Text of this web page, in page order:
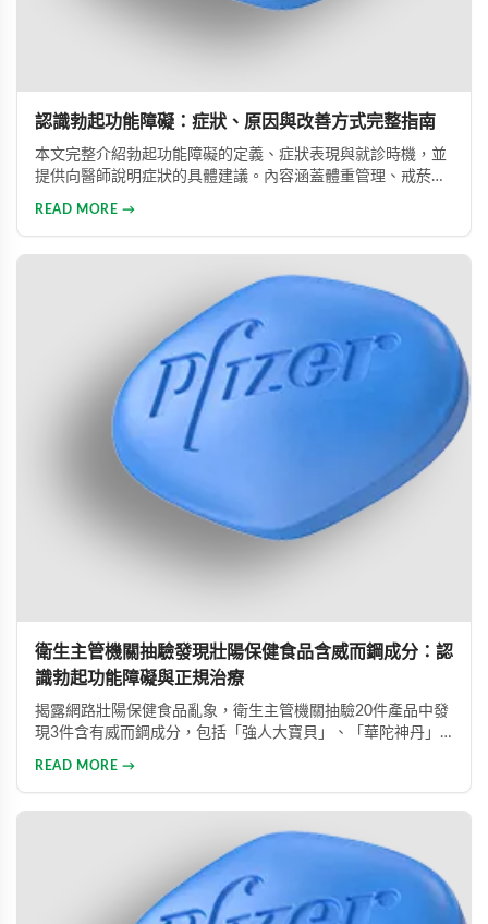
認識勃起功能障礙：症狀、原因與改善方式完整指南
本文完整介紹勃起功能障礙的定義、症狀表現與就診時機，並
提供向醫師說明症狀的具體建議。內容涵蓋體重管理、戒菸限
勇敢面對並積極治療，重拾自信與美滿的性生活。
READ MORE →
衛生主管機關抽驗發現壯陽保健食品含威而鋼成分：認
識勃起功能障礙與正規治療
揭露網路壯陽保健食品亂象，衛生主管機關抽驗20件產品中發
現3件含有威而鋼成分，包括「強人大寶貝」、「華陀神丹」
療方式，呼籲患者應勇敢尋求專業醫療協助。
READ MORE →